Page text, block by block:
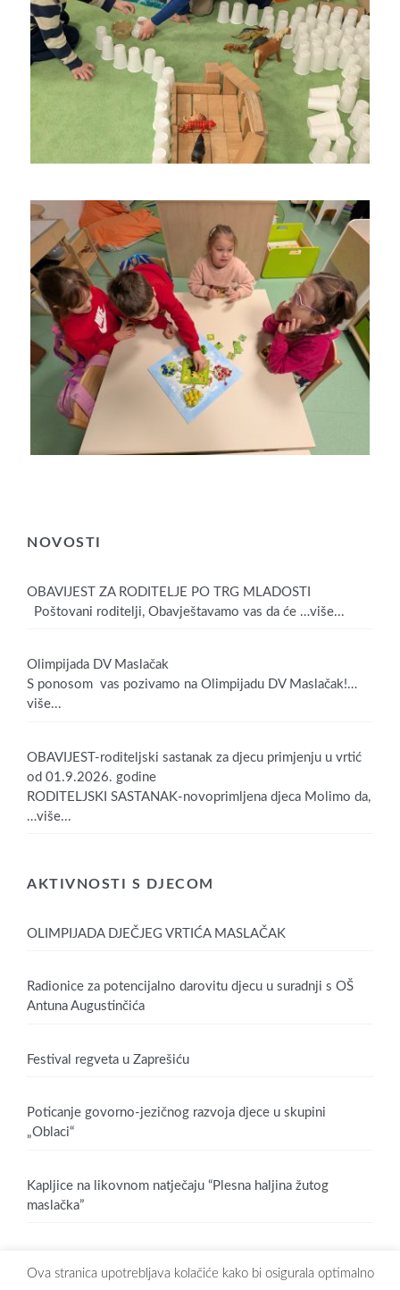
NOVOSTI
OBAVIJEST ZA RODITELJE PO TRG MLADOSTI
Poštovani roditelji, Obavještavamo vas da će …više...
Olimpijada DV Maslačak
S ponosom vas pozivamo na Olimpijadu DV Maslačak!…
više...
OBAVIJEST-roditeljski sastanak za djecu primjenju u vrtić
od 01.9.2026. godine
RODITELJSKI SASTANAK-novoprimljena djeca Molimo da,
…više...
AKTIVNOSTI S DJECOM
OLIMPIJADA DJEČJEG VRTIĆA MASLAČAK
Radionice za potencijalno darovitu djecu u suradnji s OŠ
Antuna Augustinčića
Festival regveta u Zaprešiću
Poticanje govorno-jezičnog razvoja djece u skupini
„Oblaci“
Kapljice na likovnom natječaju “Plesna haljina žutog
maslačka”
Ova stranica upotrebljava kolačiće kako bi osigurala optimalno